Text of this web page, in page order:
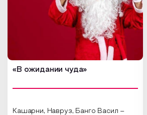
«В ожидании чуда»
Кашарни, Навруз, Банго Васил –